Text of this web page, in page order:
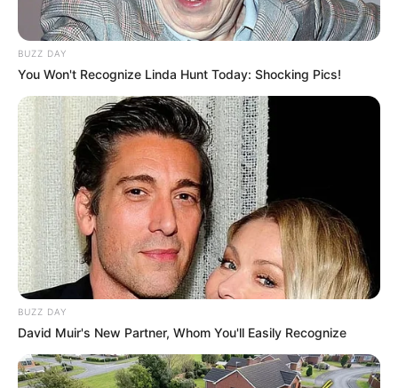
BUZZ DAY
You Won't Recognize Linda Hunt Today: Shocking Pics!
BUZZ DAY
David Muir's New Partner, Whom You'll Easily Recognize